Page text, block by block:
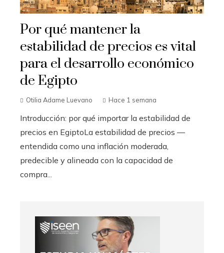
Por qué mantener la
estabilidad de precios es vital
para el desarrollo económico
de Egipto
Otilia Adame Luevano Hace 1 semana
Introducción: por qué importar la estabilidad de
precios en EgiptoLa estabilidad de precios —
entendida como una inflación moderada,
predecible y alineada con la capacidad de
compra...